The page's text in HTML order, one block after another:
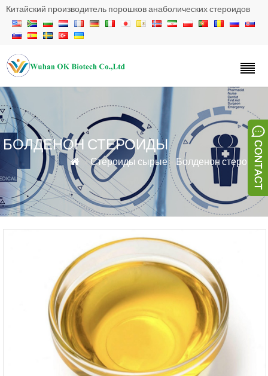
Китайский производитель порошков анаболических стероидов
БОЛДЕНОН СТЕРОИДЫ
 »Стероиды сырые» Болденон стероиды